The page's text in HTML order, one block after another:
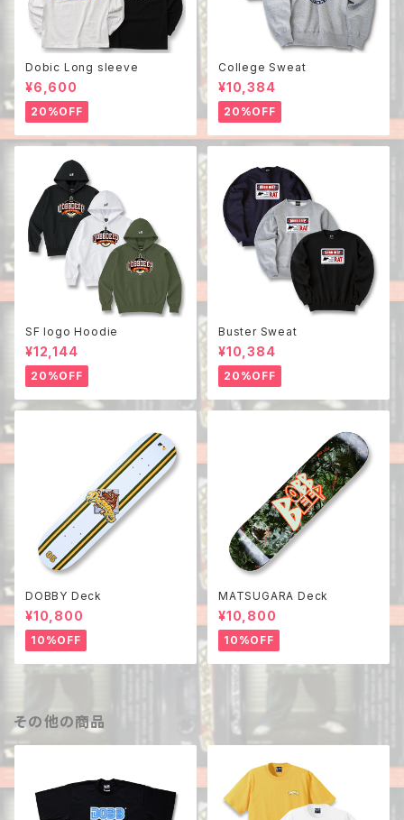
Dobic Long sleeve
¥6,600
20%OFF
College Sweat
¥10,384
20%OFF
SF logo Hoodie
¥12,144
20%OFF
Buster Sweat
¥10,384
20%OFF
DOBBY Deck
¥10,800
10%OFF
MATSUGARA Deck
¥10,800
10%OFF
その他の商品